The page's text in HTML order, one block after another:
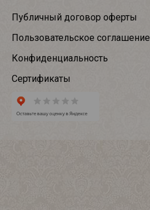
Публичный договор оферты
Пользовательское соглашение
Конфиденциальность
Сертификаты